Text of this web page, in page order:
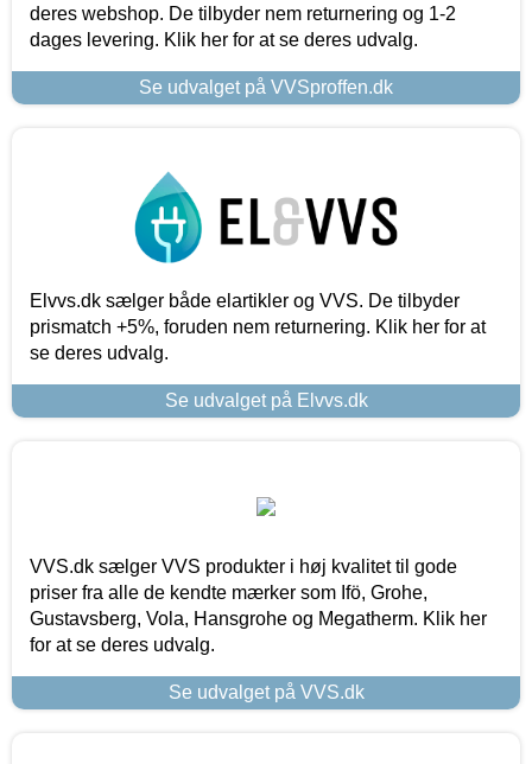
deres webshop. De tilbyder nem returnering og 1-2
dages levering. Klik her for at se deres udvalg.
Se udvalget på VVSproffen.dk
Elvvs.dk sælger både elartikler og VVS. De tilbyder
prismatch +5%, foruden nem returnering. Klik her for at
se deres udvalg.
Se udvalget på Elvvs.dk
VVS.dk sælger VVS produkter i høj kvalitet til gode
priser fra alle de kendte mærker som Ifö, Grohe,
Gustavsberg, Vola, Hansgrohe og Megatherm. Klik her
for at se deres udvalg.
Se udvalget på VVS.dk